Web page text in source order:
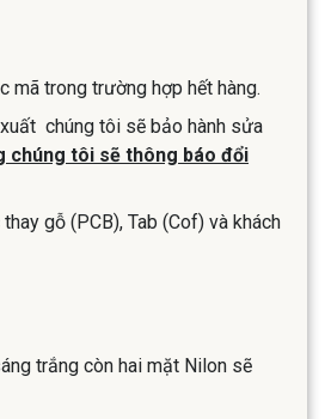
mã trong trường hợp hết hàng.
chúng tôi sẽ bảo hành sửa
chúng tôi sẽ thông báo đổi
gỗ (PCB), Tab (Cof) và khách
trắng còn hai mặt Nilon sẽ